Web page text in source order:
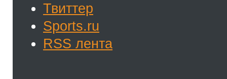
Твиттер
Sports.ru
RSS лента